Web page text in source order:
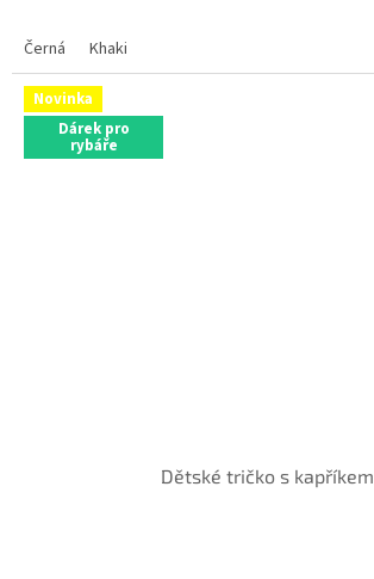
Skladem ve variantách
Černá Khaki
Novinka
Dárek pro
rybáře
Dětské tričko s kapříkem